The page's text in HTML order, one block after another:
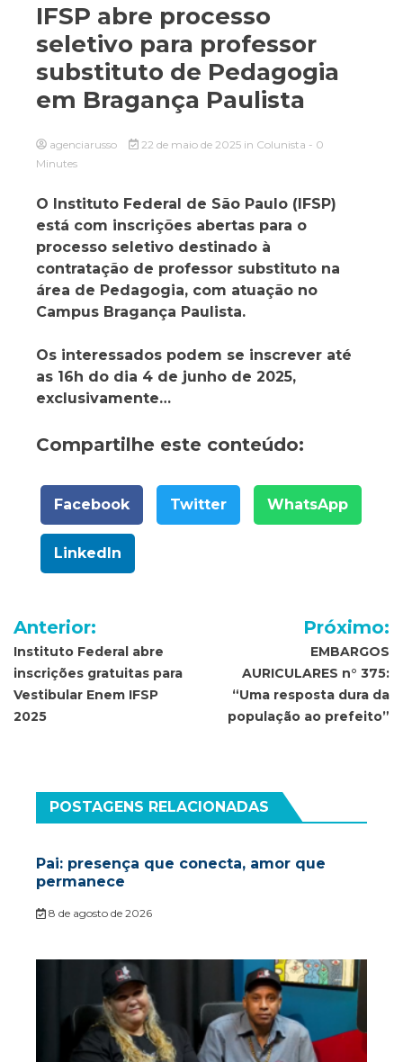
IFSP abre processo
seletivo para professor
substituto de Pedagogia
em Bragança Paulista
agenciarusso 22 de maio de 2025 in Colunista - 0
Minutes
O Instituto Federal de São Paulo (IFSP)
está com inscrições abertas para o
processo seletivo destinado à
contratação de professor substituto na
área de Pedagogia, com atuação no
Campus Bragança Paulista.
Os interessados podem se inscrever até
as 16h do dia 4 de junho de 2025,
exclusivamente…
Compartilhe este conteúdo:
Facebook Twitter WhatsApp
LinkedIn
Navegação
de
Post
Anterior:
Instituto Federal abre
inscrições gratuitas para
Vestibular Enem IFSP
2025
Próximo:
EMBARGOS
AURICULARES n° 375:
“Uma resposta dura da
população ao prefeito”
POSTAGENS RELACIONADAS
Pai: presença que conecta, amor que
permanece
8 de agosto de 2026